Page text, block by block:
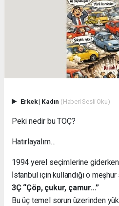
Erkek| Kadın (Haberi Sesli Oku)
Peki nedir bu TOÇ?
Hatırlayalım…
1994 yerel seçimlerine giderken
İstanbul için kullandığı o meşhur
3Ç “Çöp, çukur, çamur…”
Bu üç temel sorun üzerinden